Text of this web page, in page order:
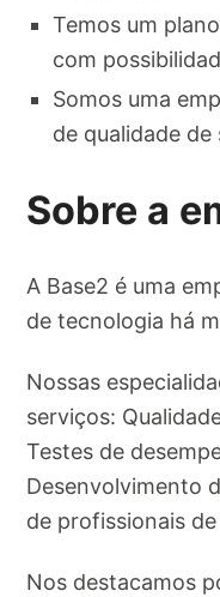
Temos um
com
Somos uma
de qualidade
Sobre a
A Base2 é uma
de tecnologia há
Nossas
serviços:
Testes de
Desenvolvimento
de profissionais
Nos destacamos